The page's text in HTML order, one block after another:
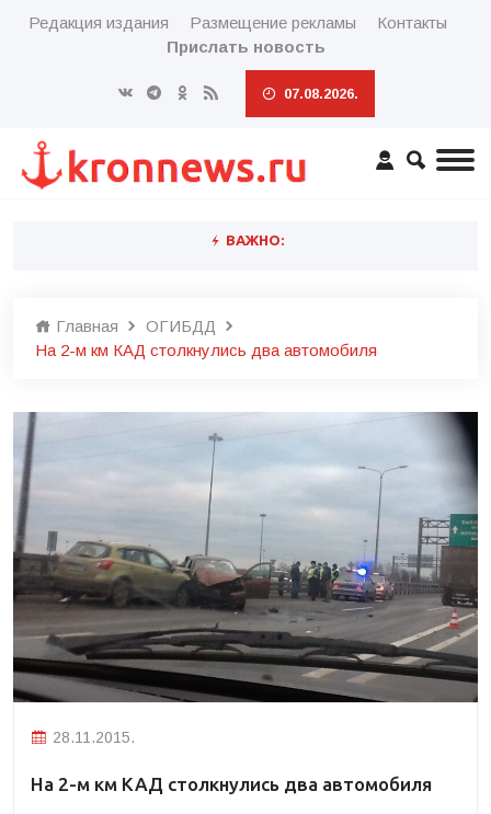
Редакция издания Размещение рекламы
Контакты
Прислать новость
07.08.2026.
ВАЖНО:
Главная
ОГИБДД
На 2-м км КАД столкнулись два автомобиля
28.11.2015.
На 2-м км КАД столкнулись два автомобиля